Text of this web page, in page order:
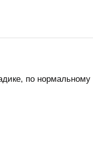
по нормальному